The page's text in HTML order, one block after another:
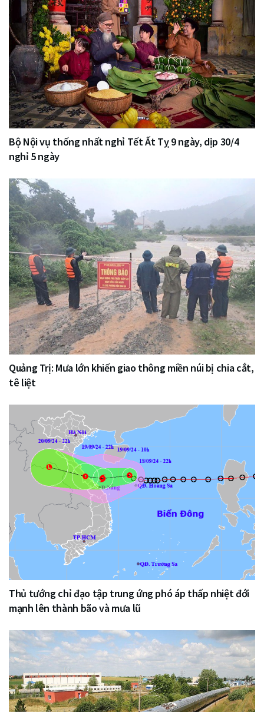
Bộ Nội vụ thống nhất nghỉ Tết Ất Tỵ 9 ngày, dịp 30/4
nghỉ 5 ngày
Quảng Trị: Mưa lớn khiến giao thông miền núi bị chia cắt,
tê liệt
Thủ tướng chỉ đạo tập trung ứng phó áp thấp nhiệt đới
mạnh lên thành bão và mưa lũ